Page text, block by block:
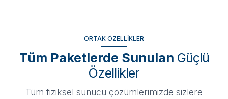
ORTAK ÖZELLIKLER
Tüm Paketlerde Sunulan Güçlü
Özellikler
Tüm fiziksel sunucu çözümlerimizde sizlere